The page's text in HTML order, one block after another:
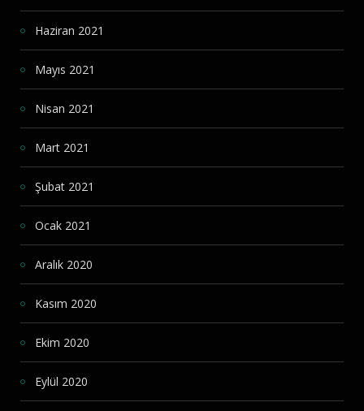
Haziran 2021
Mayıs 2021
Nisan 2021
Mart 2021
Şubat 2021
Ocak 2021
Aralık 2020
Kasım 2020
Ekim 2020
Eylül 2020